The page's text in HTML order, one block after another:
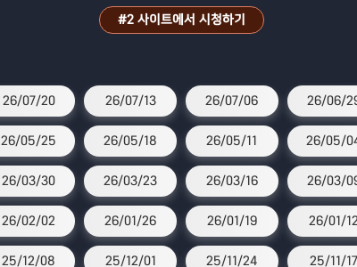
#2 사이트에서 시청하기
26/07/20 26/07/13 26/07/06 26/06/
26/05/25 26/05/18 26/05/11 26/05/
26/03/30 26/03/23 26/03/16 26/03/
26/02/02 26/01/26 26/01/19 26/01/12
25/12/08 25/12/01 25/11/24 25/11/17